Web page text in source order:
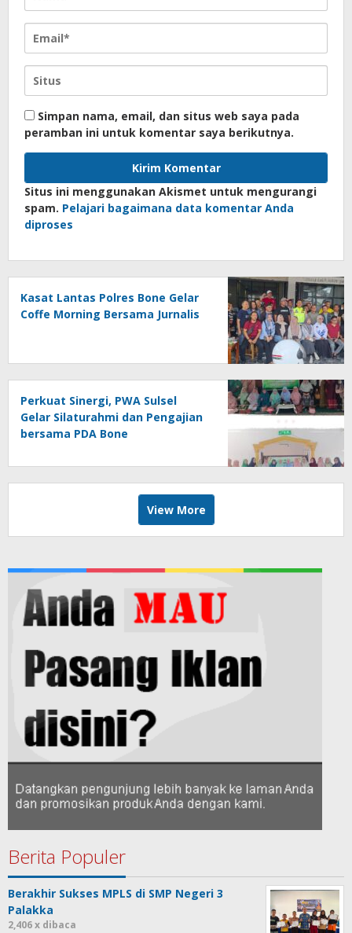
Simpan nama, email, dan situs web saya pada
peramban ini untuk komentar saya berikutnya.
Situs ini menggunakan Akismet untuk mengurangi
spam. Pelajari bagaimana data komentar Anda
diproses
Kasat Lantas Polres Bone Gelar
Coffe Morning Bersama Jurnalis
Perkuat Sinergi, PWA Sulsel
Gelar Silaturahmi dan Pengajian
bersama PDA Bone
View More
Berita Populer
Berakhir Sukses MPLS di SMP Negeri 3
Palakka
2,406 x dibaca